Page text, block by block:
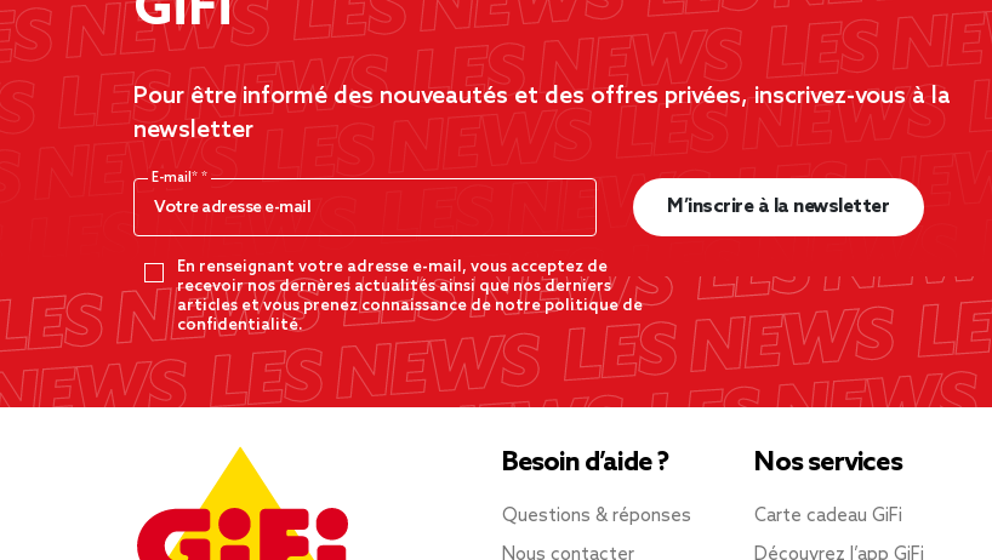
Pour être informé des nouveautés et des offres privées, inscrivez-vous à la
newsletter
E-mail*
En renseignant votre adresse e-mail, vous acceptez de
recevoir nos dernères actualités ainsi que nos derniers
articles et vous prenez connaissance de notre politique de
confidentialité.
M’inscrire à la newsletter
Besoin d’aide ?
Questions & réponses
Nous contacter
Nos services
Carte cadeau GiFi
Découvrez l’app GiFi